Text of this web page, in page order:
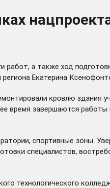
а также ход
Екатерина
кровлю здания
время завершаются
спортивные зоны.
специалистов,
технологического